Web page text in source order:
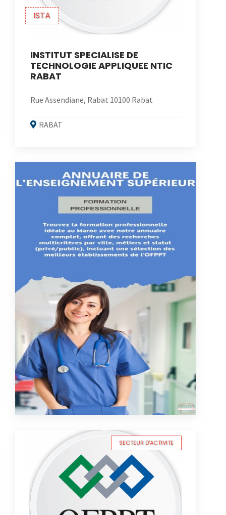
ISTA
INSTITUT SPECIALISE DE
TECHNOLOGIE APPLIQUEE NTIC
RABAT
Rue Assendiane, Rabat 10100 Rabat
RABAT
SECTEUR D'ACTIVITE